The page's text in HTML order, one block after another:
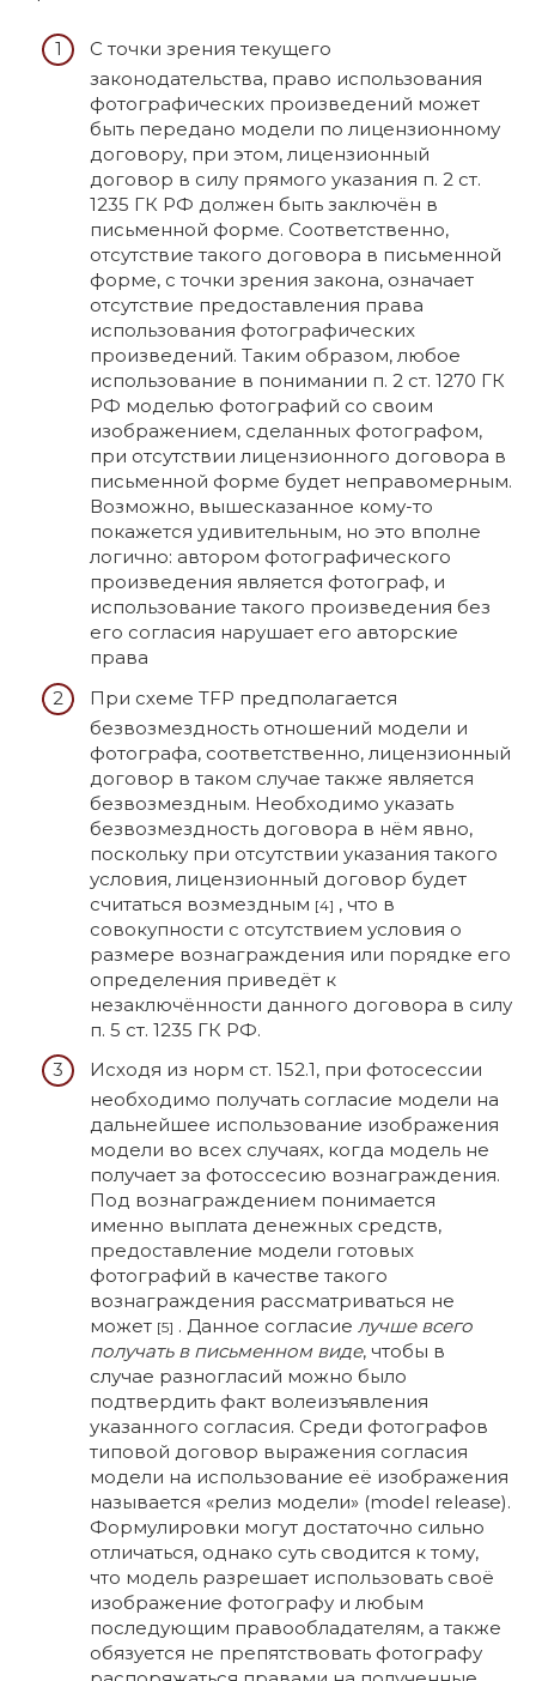
С точки зрения текущего
законодательства, право использования
фотографических произведений может
быть передано модели по лицензионному
договору, при этом, лицензионный
договор в силу прямого указания п. 2 ст.
1235 ГК РФ должен быть заключён в
письменной форме. Соответственно,
отсутствие такого договора в письменной
форме, с точки зрения закона, означает
отсутствие предоставления права
использования фотографических
произведений. Таким образом, любое
использование в понимании п. 2 ст. 1270 ГК
РФ моделью фотографий со своим
изображением, сделанных фотографом,
при отсутствии лицензионного договора в
письменной форме будет неправомерным.
Возможно, вышесказанное кому-то
покажется удивительным, но это вполне
логично: автором фотографического
произведения является фотограф, и
использование такого произведения без
его согласия нарушает его авторские
права
При схеме TFP предполагается
безвозмездность отношений модели и
фотографа, соответственно, лицензионный
договор в таком случае также является
безвозмездным. Необходимо указать
безвозмездность договора в нём явно,
поскольку при отсутствии указания такого
условия, лицензионный договор будет
считаться возмездным [4] , что в
совокупности с отсутствием условия о
размере вознаграждения или порядке его
определения приведёт к
незаключённости данного договора в силу
п. 5 ст. 1235 ГК РФ.
Исходя из норм ст. 152.1, при фотосессии
необходимо получать согласие модели на
дальнейшее использование изображения
модели во всех случаях, когда модель не
получает за фотоссесию вознаграждения.
Под вознаграждением понимается
именно выплата денежных средств,
предоставление модели готовых
фотографий в качестве такого
вознаграждения рассматриваться не
может [5] . Данное согласие лучше всего
получать в письменном виде, чтобы в
случае разногласий можно было
подтвердить факт волеизъявления
указанного согласия. Среди фотографов
типовой договор выражения согласия
модели на использование её изображения
называется «релиз модели» (model release).
Формулировки могут достаточно сильно
отличаться, однако суть сводится к тому,
что модель разрешает использовать своё
изображение фотографу и любым
последующим правообладателям, а также
обязуется не препятствовать фотографу